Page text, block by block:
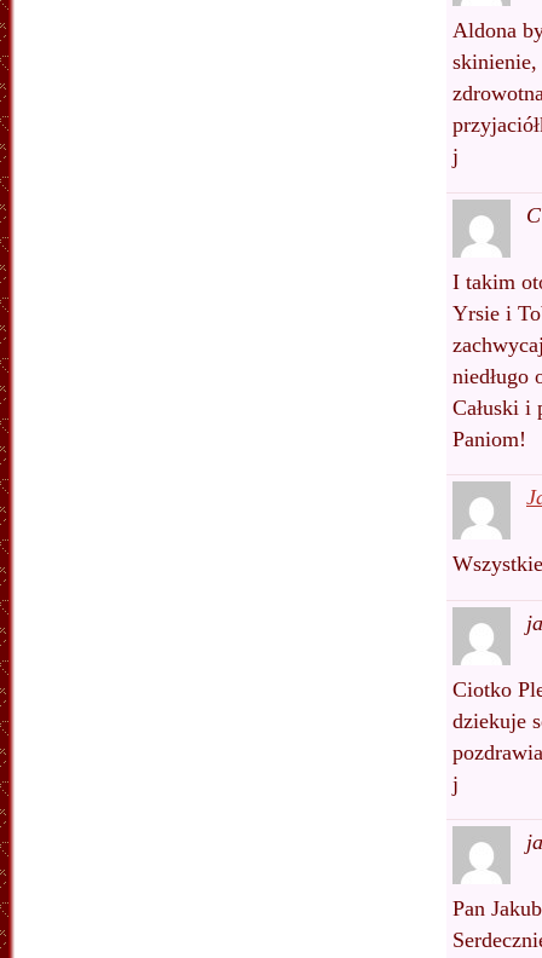
Aldona
skinienie,
j
I takim
Yrsie i
niedługo
Całuski i
Paniom!
Ciotko
dziekuje
j
Pan